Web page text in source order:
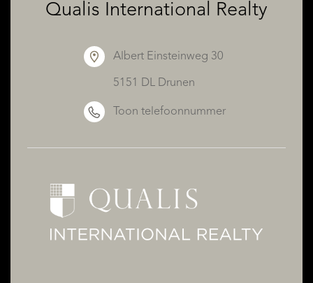
Qualis International Realty
Albert Einsteinweg 30
5151 DL Drunen
Toon telefoonnummer